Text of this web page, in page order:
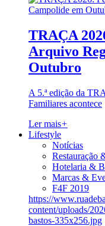
TRAÇA
Arquivo
Outubro
A 5.ª edição da
Familiares acontece
Ler mais+
Lifestyle
Notícias
Restauração
Hotelaria &
Marcas &
F4F 2019
https://
content/uploads/
bastos-335x256.jpg